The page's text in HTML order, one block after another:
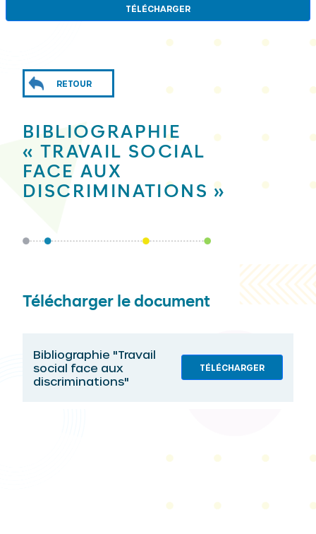
TÉLÉCHARGER
RETOUR
BIBLIOGRAPHIE
« TRAVAIL SOCIAL
FACE AUX
DISCRIMINATIONS »
Télécharger le document
Bibliographie "Travail
social face aux
discriminations"
TÉLÉCHARGER